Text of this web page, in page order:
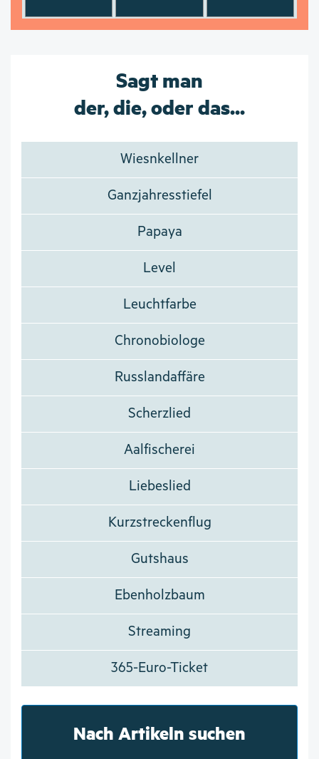
Sagt man
der, die, oder das...
Wiesnkellner
Ganzjahresstiefel
Papaya
Level
Leuchtfarbe
Chronobiologe
Russlandaffäre
Scherzlied
Aalfischerei
Liebeslied
Kurzstreckenflug
Gutshaus
Ebenholzbaum
Streaming
365-Euro-Ticket
Nach Artikeln suchen